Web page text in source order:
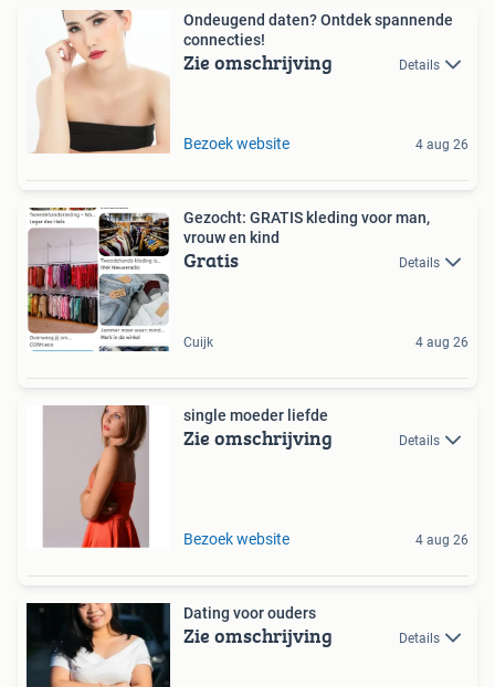
Ondeugend daten? Ontdek spannende
connecties!
Zie omschrijving Details
Bezoek website 4 aug 26
Gezocht: GRATIS kleding voor man,
vrouw en kind
Gratis Details
Cuijk 4 aug 26
single moeder liefde
Zie omschrijving Details
Bezoek website 4 aug 26
Dating voor ouders
Zie omschrijving Details